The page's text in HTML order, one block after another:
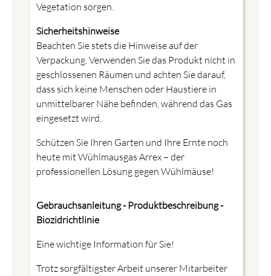
Vegetation sorgen.
Sicherheitshinweise
Beachten Sie stets die Hinweise auf der
Verpackung. Verwenden Sie das Produkt nicht in
geschlossenen Räumen und achten Sie darauf,
dass sich keine Menschen oder Haustiere in
unmittelbarer Nähe befinden, während das Gas
eingesetzt wird.
Schützen Sie Ihren Garten und Ihre Ernte noch
heute mit Wühlmausgas Arrex – der
professionellen Lösung gegen Wühlmäuse!
Gebrauchsanleitung - Produktbeschreibung -
Biozidrichtlinie
Eine wichtige Information für Sie!
Trotz sorgfältigster Arbeit unserer Mitarbeiter